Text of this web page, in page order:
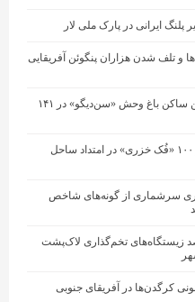
ایرانی در پارک ملی لار
و تلف شدن هزاران پنگوئن آفریقایی
مرگ سالخورده‌ترین ساکن باغ وحش «سن‌دیگو» در ۱۴۱
کشف لاشه بیش از ۱۰۰ «فُک خزری» در امتداد ساحل
سرشماری از گونه‌های شاخص
حدود ۹۲ درصد زیستگاه‌های تخم‌گذاری لاک‌پشت
کرگدن‌ها در آفریقای جنوبی